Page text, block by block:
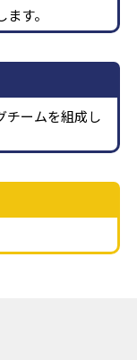
す。
チームを組成し